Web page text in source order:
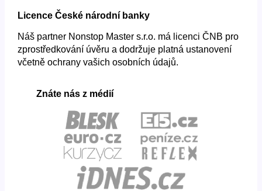
Licence České národní banky
Náš partner Nonstop Master s.r.o. má licenci ČNB pro
zprostředkování úvěru a dodržuje platná ustanovení
včetně ochrany vašich osobních údajů.
Znáte nás z médií